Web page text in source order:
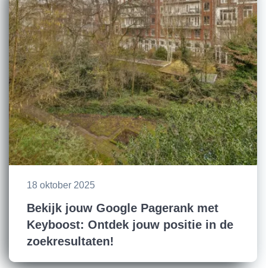
18 oktober 2025
Bekijk jouw Google Pagerank met
Keyboost: Ontdek jouw positie in de
zoekresultaten!